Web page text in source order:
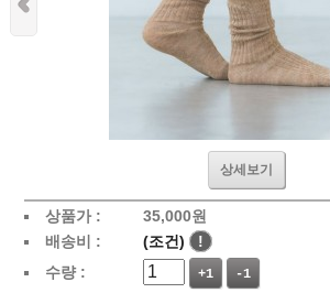
상세보기
상품가 : 35,000원
배송비 :
(조건)
!
수량 :
+1 -1